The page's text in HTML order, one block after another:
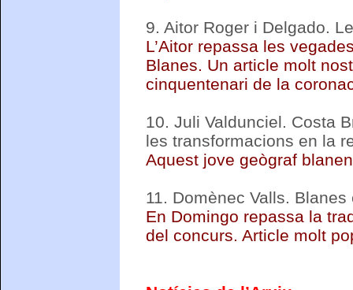
9. Aitor Roger i Delgado.
L’Aitor repassa les
Blanes. Un article molt
cinquentenari de la
10. Juli Valdunciel. Costa
les transformacions en la
Aquest jove geògraf
11. Domènec Valls.
En Domingo repassa la
del concurs. Article molt